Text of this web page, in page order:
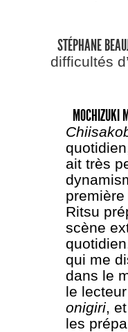
STÉPHANE
difficultés
MOCHIZUKI
ait très
Ritsu
scène
qui me
dans le
le
onigiri,
les